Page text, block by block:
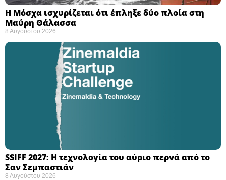
Η Μόσχα ισχυρίζεται ότι έπληξε δύο πλοία στη
Μαύρη Θάλασσα ​
8 Αυγούστου 2026
SSIFF 2027: Η τεχνολογία του αύριο περνά από το
Σαν Σεμπαστιάν ​
8 Αυγούστου 2026